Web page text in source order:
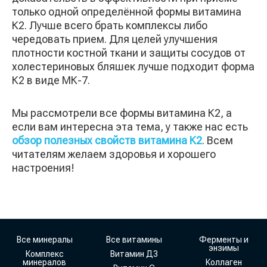
только одной определённой формы витамина
К2. Лучше всего брать комплексы либо
чередовать прием. Для целей улучшения
плотности костной ткани и защиты сосудов от
холестериновых бляшек лучше подходит форма
К2 в виде МК-7.
Мы рассмотрели все формы витамина К2, а
если вам интересна эта тема, у также нас есть
обзор полезных свойств витамина К2. Всем
читателям желаем здоровья и хорошего
настроения!
Все минералы
Комплекс
минералов
Все витамины
Витамин Д3
Ферменты и
энзимы
Коллаген